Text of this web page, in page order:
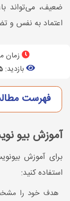
ضعیف، می‌تواند
اعتماد به نفس و
زمان
بازدید:
فهرست
آموزش بیو
برای آموزش
استفاده کنید:
هدف خود را مشخص